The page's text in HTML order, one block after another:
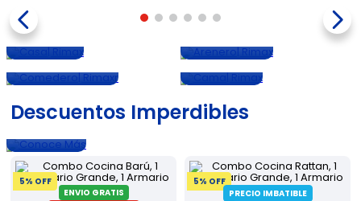
Comedero
Conoce
Conoce
Perro
Conoce
Más
Descuentos Imperdibles
Conoce
Más
5% OFF
ENVIO GRATIS
5% OFF
PRECIO IMBATIBLE